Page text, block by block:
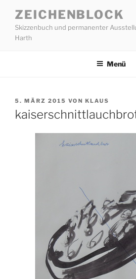
Inhalt
springen
ZEICHENBLOCK
Skizzenbuch und permanenter
Harth
Menü
VERÖFFENTLICHT
AM
5. MÄRZ 2015 VON KLAUS